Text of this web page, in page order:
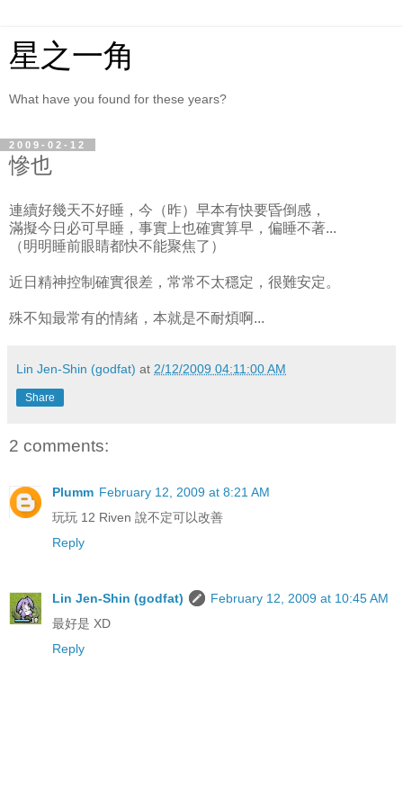
星之一角
What have you found for these years?
2009-02-12
慘也
連續好幾天不好睡，今（昨）早本有快要昏倒感，
滿擬今日必可早睡，事實上也確實算早，偏睡不著...
（明明睡前眼睛都快不能聚焦了）
近日精神控制確實很差，常常不太穩定，很難安定。
殊不知最常有的情緒，本就是不耐煩啊...
Lin Jen-Shin (godfat) at 2/12/2009 04:11:00 AM
Share
2 comments:
Plumm February 12, 2009 at 8:21 AM
玩玩 12 Riven 說不定可以改善
Reply
Lin Jen-Shin (godfat)
February 12, 2009 at 10:45 AM
最好是 XD
Reply